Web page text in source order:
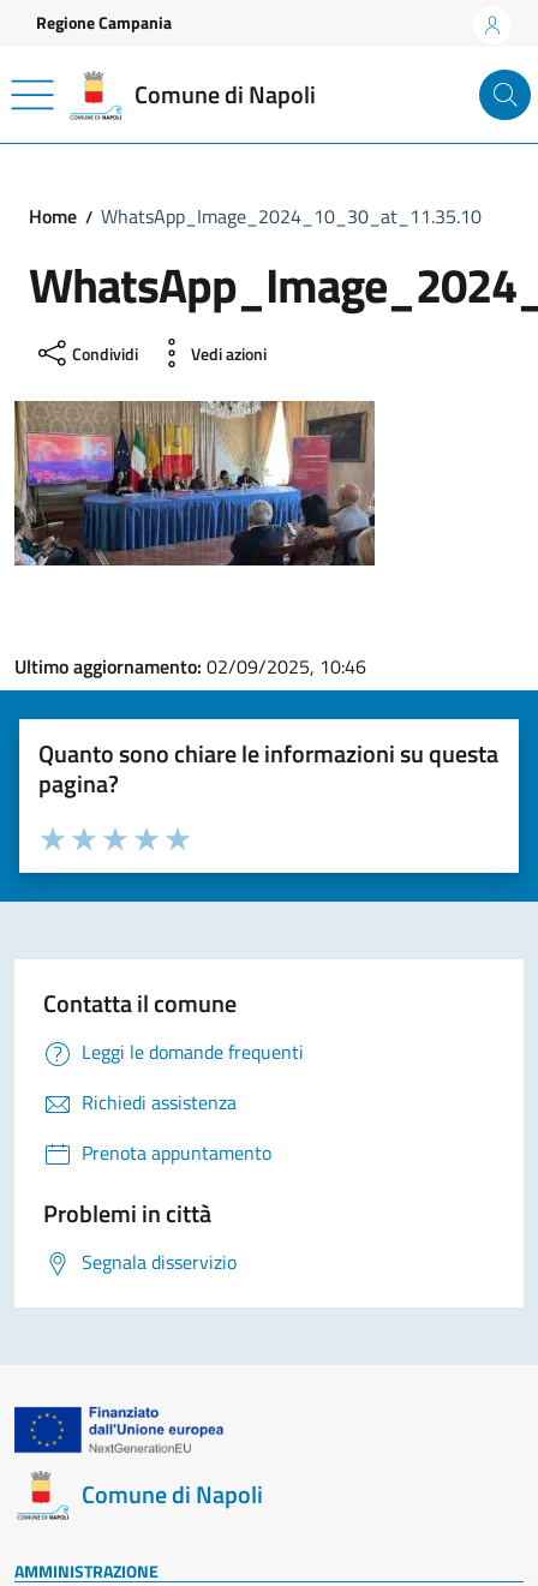
Vai ai contenuti
Vai al footer
Regione Campania
Comune di Napoli
Home WhatsApp_Image_2024_10_30_at_11.35.10
Condividi Vedi azioni
Ultimo aggiornamento: 02/09/2025, 10:46
Quanto sono chiare le informazioni su questa
pagina?
Valuta la chiarezza delle informazioni (da 1 a 5 stelle)
Seleziona il numero di stelle per valutare la chiarezza delle
Valuta 5 stelle su 5
Valuta 4 stelle su 5
Valuta 3 stelle su 5
Valuta 2 stelle su 5
Valuta 1 stelle su 5
Contatta il comune
Leggi le domande frequenti
Richiedi assistenza
Prenota appuntamento
Problemi in città
Segnala disservizio
Comune di Napoli
AMMINISTRAZIONE